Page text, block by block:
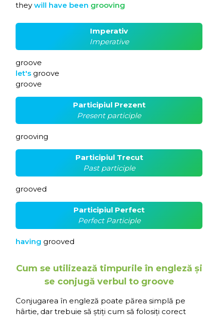
they will have been grooving
Imperativ
Imperative
groove
let's groove
groove
Participiul Prezent
Present participle
grooving
Participiul Trecut
Past participle
grooved
Participiul Perfect
Perfect Participle
having grooved
Cum se utilizează timpurile în engleză și
se conjugă verbul to groove
Conjugarea în engleză poate părea simplă pe
hârtie, dar trebuie să știți cum să folosiți corect